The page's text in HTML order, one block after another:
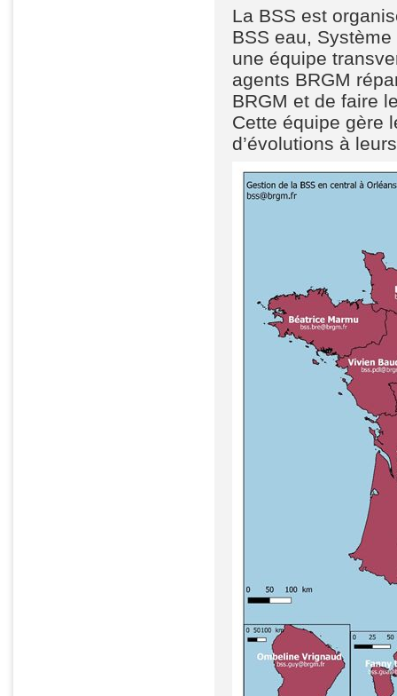
La BSS est
BSS eau,
une équipe
agents BRGM
BRGM et de faire
Cette équipe gère
d’évolutions à